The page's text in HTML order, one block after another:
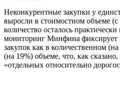
Неконкурентные закупки у
выросли в стоимостном объеме
количество осталось
мониторинг Минфина фиксирует
закупок как в количественном
(на 19%) объеме, что, как
«отдельных относительно